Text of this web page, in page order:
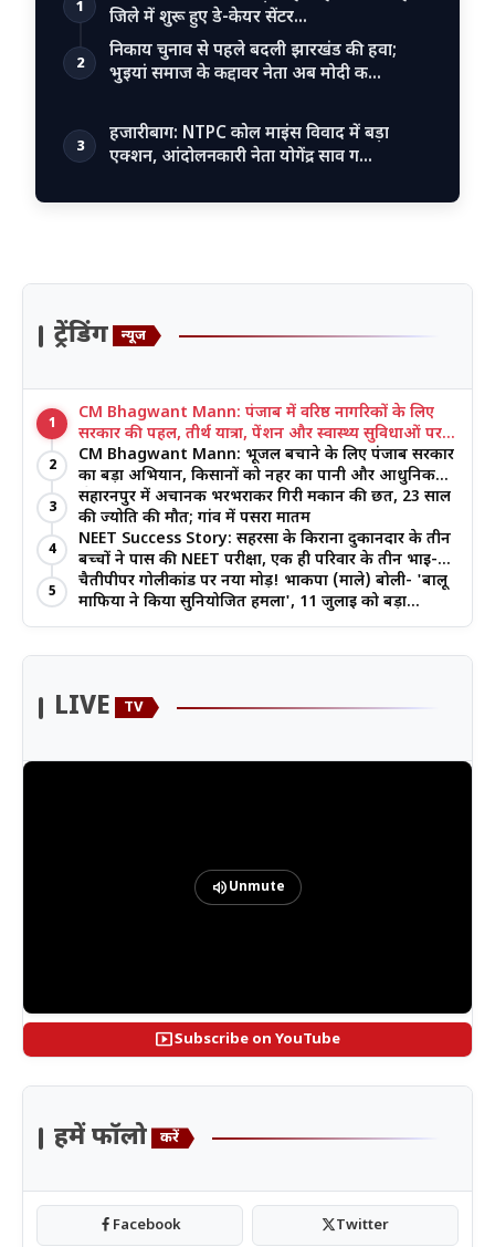
1
जिले में शुरू हुए डे-केयर सेंटर…
2
निकाय चुनाव से पहले बदली झारखंड की हवा;
भुइयां समाज के कद्दावर नेता अब मोदी क…
3
हजारीबाग: NTPC कोल माइंस विवाद में बड़ा
एक्शन, आंदोलनकारी नेता योगेंद्र साव ग…
ट्रेंडिंग न्यूज
1
CM Bhagwant Mann: पंजाब में वरिष्ठ नागरिकों के लिए
सरकार की पहल, तीर्थ यात्रा, पेंशन और स्वास्थ्य सुविधाओं पर
जोर
2
CM Bhagwant Mann: भूजल बचाने के लिए पंजाब सरकार
का बड़ा अभियान, किसानों को नहर का पानी और आधुनिक
खेती का मिल रहा लाभ
3
सहारनपुर में अचानक भरभराकर गिरी मकान की छत, 23 साल
की ज्योति की मौत; गांव में पसरा मातम
4
NEET Success Story: सहरसा के किराना दुकानदार के तीन
बच्चों ने पास की NEET परीक्षा, एक ही परिवार के तीन भाई-
बहनों ने रचा इतिहास
5
चैतीपीपर गोलीकांड पर नया मोड़! भाकपा (माले) बोली- 'बालू
माफिया ने किया सुनियोजित हमला', 11 जुलाई को बड़ा
आंदोलन
LIVE TV
volume_upUnmute
smart_displaySubscribe on YouTube
हमें फॉलो करें
Facebook Twitter